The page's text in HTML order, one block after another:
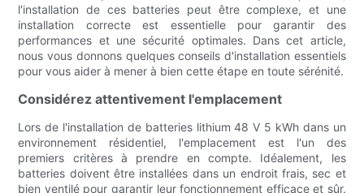
l'installation de ces batteries peut être complexe, et une
installation correcte est essentielle pour garantir des
performances et une sécurité optimales. Dans cet article,
nous vous donnons quelques conseils d'installation essentiels
pour vous aider à mener à bien cette étape en toute sérénité.
Considérez attentivement l'emplacement
Lors de l'installation de batteries lithium 48 V 5 kWh dans un
environnement résidentiel, l'emplacement est l'un des
premiers critères à prendre en compte. Idéalement, les
batteries doivent être installées dans un endroit frais, sec et
bien ventilé pour garantir leur fonctionnement efficace et sûr.